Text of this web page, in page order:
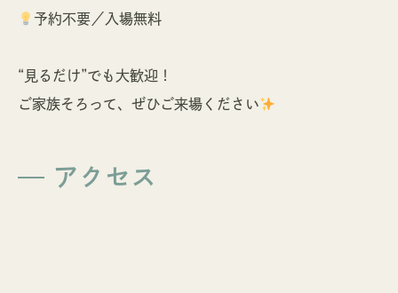
予約不要／入場無料
“見るだけ”でも大歓迎！
ご家族そろって、ぜひご来場ください
アクセス